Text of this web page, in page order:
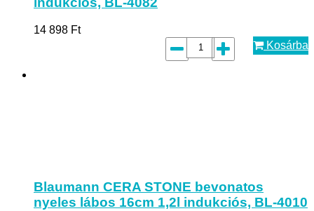
14 898 Ft
Kosárba
Blaumann CERA STONE bevonatos
nyeles lábos 16cm 1,2l indukciós, BL-4010